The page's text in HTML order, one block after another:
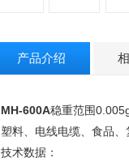
产品介绍
MH-600A稳重范围
塑料、电线电缆、食品
技术数据：